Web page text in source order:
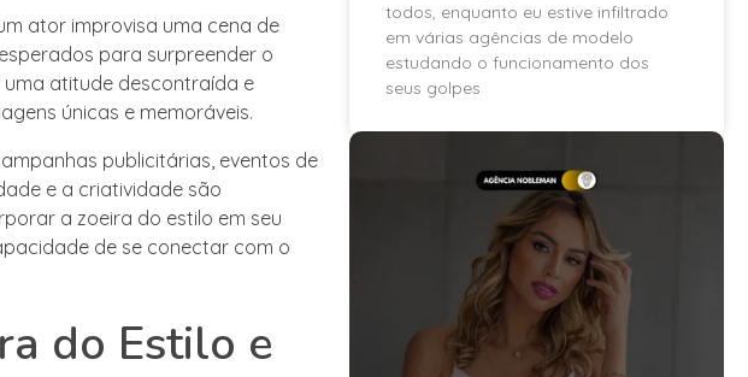
ator improvisa uma cena de
para surpreender o
atitude descontraída e
únicas e memoráveis.
publicitárias, eventos de
e a criatividade são
a zoeira do estilo em seu
de se conectar com o
do Estilo e
todos, enquanto eu estive infiltrado
em várias agências de modelo
estudando o funcionamento dos
seus golpes